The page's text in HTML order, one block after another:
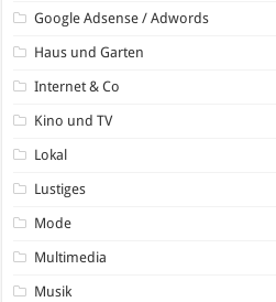
Google Adsense / Adwords
Haus und Garten
Internet & Co
Kino und TV
Lokal
Lustiges
Mode
Multimedia
Musik